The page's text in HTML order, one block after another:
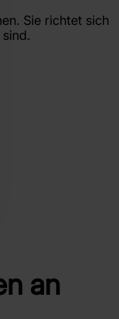
Sie richtet sich
an